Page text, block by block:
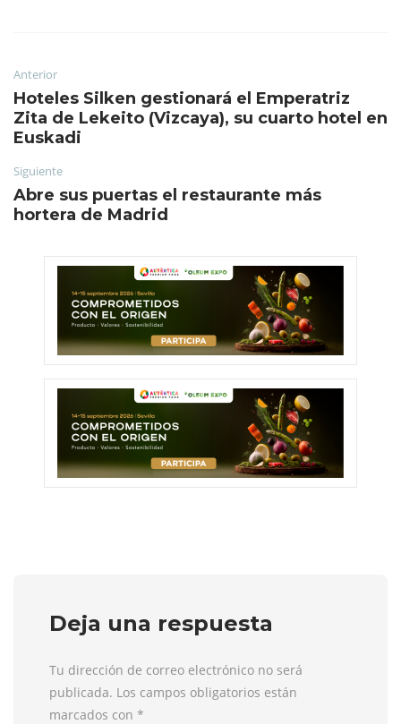
Anterior
Hoteles Silken gestionará el Emperatriz
Zita de Lekeito (Vizcaya), su cuarto hotel en
Euskadi
Siguiente
Abre sus puertas el restaurante más
hortera de Madrid
Deja una respuesta
Tu dirección de correo electrónico no será
publicada. Los campos obligatorios están
marcados con *